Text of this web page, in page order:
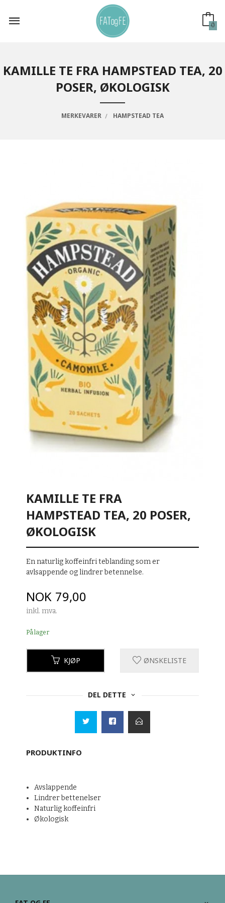
innholdet
0
KAMILLE TE FRA HAMPSTEAD TEA, 20
POSER, ØKOLOGISK
MERKEVARER HAMPSTEAD TEA
KAMILLE TE FRA
HAMPSTEAD TEA, 20 POSER,
ØKOLOGISK
En naturlig koffeinfri teblanding som er
avlsappende og lindrer betennelse.
Pris
NOK 79,00
inkl. mva.
På lager
KJØP ØNSKELISTE
DEL DETTE
PRODUKTINFO
Avslappende
Lindrer bettenelser
Naturlig koffeinfri
Økologisk